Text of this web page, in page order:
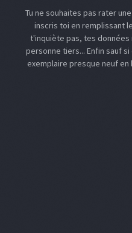
Tu ne souhaites pas rater
inscris toi en remplissant
t'inquiète pas, tes
personne tiers... Enfin sauf
exemplaire presque neuf